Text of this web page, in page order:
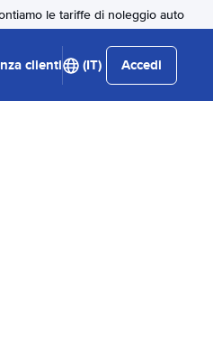
le tariffe di noleggio auto
clienti (IT) Accedi